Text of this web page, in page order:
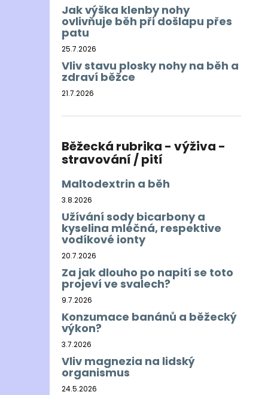
Jak výška klenby nohy
ovlivňuje běh při došlapu přes
patu
25.7.2026
Vliv stavu plosky nohy na běh a
zdraví běžce
21.7.2026
Běžecká rubrika - výživa -
stravování / pití
Maltodextrin a běh
3.8.2026
Užívání sody bicarbony a
kyselina mléčná, respektive
vodíkové ionty
20.7.2026
Za jak dlouho po napití se toto
projeví ve svalech?
9.7.2026
Konzumace banánů a běžecký
výkon?
3.7.2026
Vliv magnezia na lidský
organismus
24.5.2026